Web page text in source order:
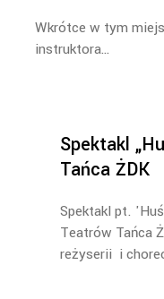
Wkrótce w tym
instruktora…
Spektakl
Tańca ŻDK
Spektakl pt.
Teatrów Tańca
reżyserii i